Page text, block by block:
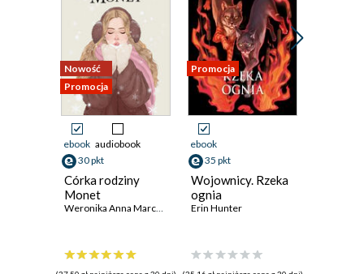
Nowość
Promocja
ebook audiobook
30 pkt
Córka rodziny
Monet
Weronika Anna Marczak
Promocja
ebook
35 pkt
Wojownicy. Rzeka
ognia
Erin Hunter